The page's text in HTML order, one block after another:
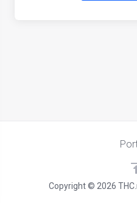
Copyright © 2026